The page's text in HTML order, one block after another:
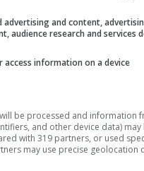
delle chiamate
advertising and content,
audience research and services
access information on a device
be processed and information
and other device data)
with 319 partners, or used
may use precise geolocation